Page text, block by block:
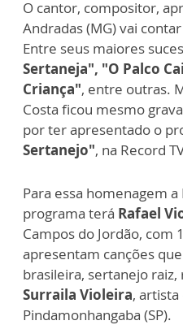
O cantor, compositor,
Andradas (MG) vai
Entre seus maiores
Sertaneja", "O Palco
Criança", entre outras.
Costa ficou mesmo
por ter apresentado o
Sertanejo", na Record
Para essa homenagem
programa terá Rafael
Campos do Jordão, com
apresentam canções
brasileira, sertanejo
Surraila Violeira,
Pindamonhangaba (SP).